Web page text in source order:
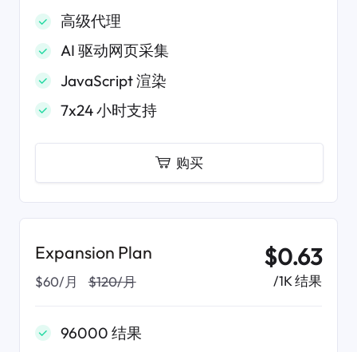
高级代理
AI 驱动网页采集
JavaScript 渲染
7x24 小时支持
购买
Expansion Plan
$60/月 $120/月
$0.63
/1K 结果
96000 结果